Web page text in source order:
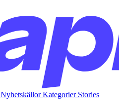
NyhetskällorKategorier Stories